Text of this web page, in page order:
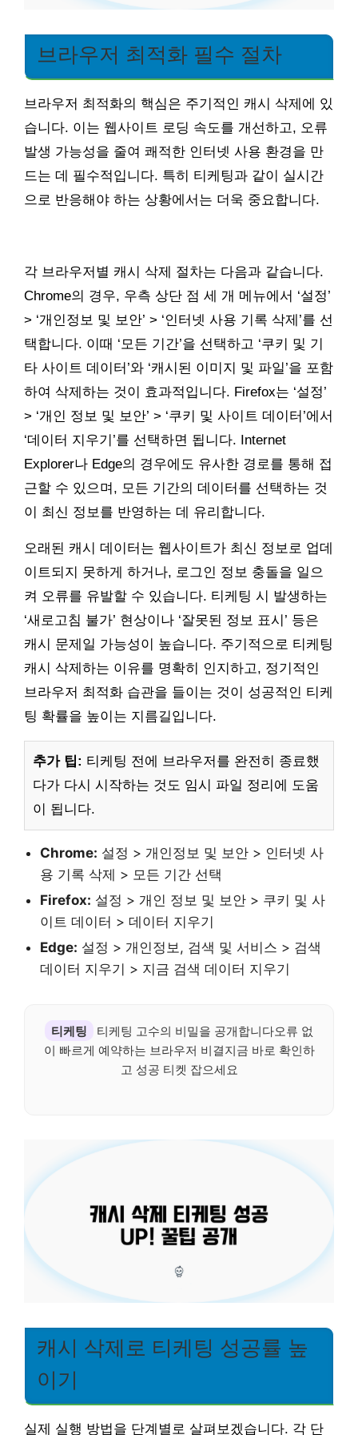
브라우저 최적화 필수 절차
브라우저 최적화의 핵심은 주기적인 캐시 삭제에 있
습니다. 이는 웹사이트 로딩 속도를 개선하고, 오류
발생 가능성을 줄여 쾌적한 인터넷 사용 환경을 만
드는 데 필수적입니다. 특히 티케팅과 같이 실시간
으로 반응해야 하는 상황에서는 더욱 중요합니다.
각 브라우저별 캐시 삭제 절차는 다음과 같습니다.
Chrome의 경우, 우측 상단 점 세 개 메뉴에서 ‘설정’
> ‘개인정보 및 보안’ > ‘인터넷 사용 기록 삭제’를 선
택합니다. 이때 ‘모든 기간’을 선택하고 ‘쿠키 및 기
타 사이트 데이터’와 ‘캐시된 이미지 및 파일’을 포함
하여 삭제하는 것이 효과적입니다. Firefox는 ‘설정’
> ‘개인 정보 및 보안’ > ‘쿠키 및 사이트 데이터’에서
‘데이터 지우기’를 선택하면 됩니다. Internet
Explorer나 Edge의 경우에도 유사한 경로를 통해 접
근할 수 있으며, 모든 기간의 데이터를 선택하는 것
이 최신 정보를 반영하는 데 유리합니다.
오래된 캐시 데이터는 웹사이트가 최신 정보로 업데
이트되지 못하게 하거나, 로그인 정보 충돌을 일으
켜 오류를 유발할 수 있습니다. 티케팅 시 발생하는
‘새로고침 불가’ 현상이나 ‘잘못된 정보 표시’ 등은
캐시 문제일 가능성이 높습니다. 주기적으로 티케팅
캐시 삭제하는 이유를 명확히 인지하고, 정기적인
브라우저 최적화 습관을 들이는 것이 성공적인 티케
팅 확률을 높이는 지름길입니다.
추가 팁: 티케팅 전에 브라우저를 완전히 종료했
다가 다시 시작하는 것도 임시 파일 정리에 도움
이 됩니다.
Chrome: 설정 > 개인정보 및 보안 > 인터넷 사
용 기록 삭제 > 모든 기간 선택
Firefox: 설정 > 개인 정보 및 보안 > 쿠키 및 사
이트 데이터 > 데이터 지우기
Edge: 설정 > 개인정보, 검색 및 서비스 > 검색
데이터 지우기 > 지금 검색 데이터 지우기
티케팅
티케팅 고수의 비밀을 공개합니다오류 없
이 빠르게 예약하는 브라우저 비결지금 바로 확인하
고 성공 티켓 잡으세요
캐시 삭제로 티케팅 성공률 높
이기
실제 실행 방법을 단계별로 살펴보겠습니다. 각 단